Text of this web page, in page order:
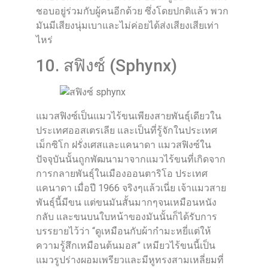
ชอบอยู่ร่วมกับผู้คนอีกด้วย ซึ่งโดยปกติแล้ว พวก
มันมีเสียงนุ่มเบาและไม่ค่อยได้ส่งเสียงเสียเท่า
ไหร่
10. สฟิงซ์ (Sphynx)
แมวสฟิงซ์เป็นแมวไร้ขนเพียงสายพันธุ์เดียวใน
ประเทศออสเตรเลีย และเป็นที่รู้จักในประเทศ
เม็กซิโก ฝรั่งเศสและแคนาดา แมวสฟิงซ์ใน
ปัจจุบันนั้นถูกพัฒนามาจากแมวไร้ขนที่เกิดจาก
การกลายพันธุ์ในเมืองออนตาริโอ ประเทศ
แคนาดา เมื่อปี 1966 จริงๆแล้วเนี่ย เจ้าแมวสาย
พันธุ์นี้มีขน แต่ขนมันสั้นมากๆจนเหมือนหนัง
กลับ และขนบนใบหน้าของมันนั้นก็ได้รับการ
บรรยายไว้ว่า “ดูเหมือนกับผ้ากำมะหยี่แต่ให้
ความรู้สึกเหมือนต้นมอส” เหมียวไร้ขนนี้เป็น
แมวรูปร่างผอมเพรียวและมีหูทรงสามเหลี่ยมที่